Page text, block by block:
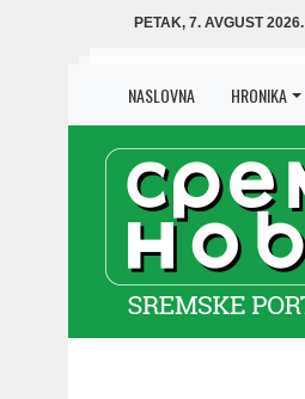
PETAK, 7. AVGUST 2026.
NASLOVNA HRONIKA